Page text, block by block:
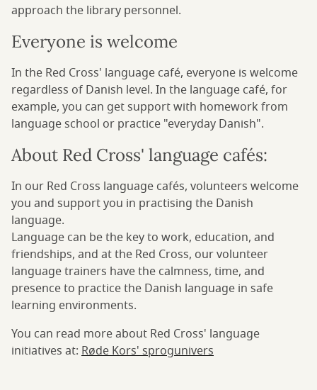
approach the library personnel.
Everyone is welcome
In the Red Cross' language café, everyone is welcome
regardless of Danish level. In the language café, for
example, you can get support with homework from
language school or practice "everyday Danish".
About Red Cross' language cafés:
In our Red Cross language cafés, volunteers welcome
you and support you in practising the Danish
language.
Language can be the key to work, education, and
friendships, and at the Red Cross, our volunteer
language trainers have the calmness, time, and
presence to practice the Danish language in safe
learning environments.
You can read more about Red Cross' language
initiatives at: Røde Kors' sprogunivers